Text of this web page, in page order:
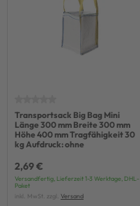
Transportsack Big Bag Mini
Länge 300 mm Breite 300 mm
Höhe 400 mm Tragfähigkeit 30
kg Aufdruck: ohne
2,69 €
Versandfertig, Lieferzeit 1-3 Werktage, DHL-
Paket
inkl. MwSt. zzgl. Versand